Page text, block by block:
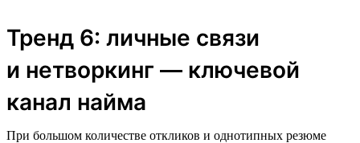
Тренд 6: личные связи
и нетворкинг — ключевой
канал найма
При большом количестве откликов и однотипных резюме